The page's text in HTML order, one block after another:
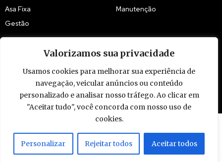
Valorizamos sua privacidade
Usamos cookies para melhorar sua experiência de
navegação, veicular anúncios ou conteúdo
personalizado e analisar nosso tráfego. Ao clicar em
"Aceitar tudo", você concorda com nosso uso de
cookies.
Personalizar Rejeitar todos Aceitar todos
Asa Fixa
Gestão
Manutenção
© 2009 - 2026 Piloto Policial. Todos os direitos reservados. Brasil.